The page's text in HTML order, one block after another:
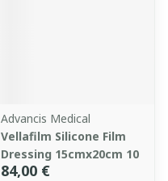
Advancis Medical
Vellafilm Silicone Film
Dressing 15cmx20cm 10
84,00 €